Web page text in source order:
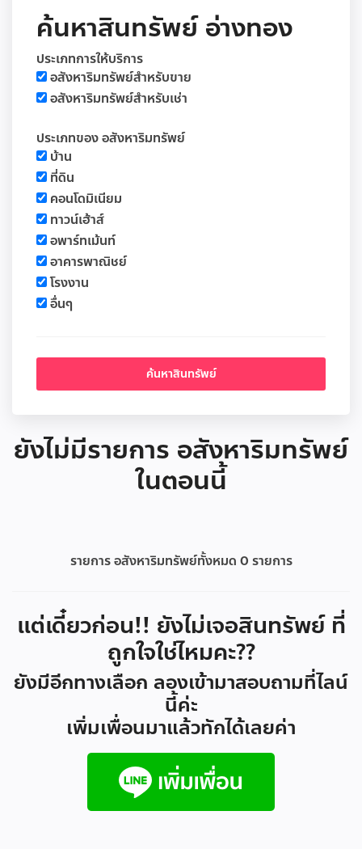
ค้นหาสินทรัพย์ อ่างทอง
ประเภทการให้บริการ
อสังหาริมทรัพย์สำหรับขาย
อสังหาริมทรัพย์สำหรับเช่า
ประเภทของ อสังหาริมทรัพย์
บ้าน
ที่ดิน
คอนโดมิเนียม
ทาวน์เฮ้าส์
อพาร์ทเม้นท์
อาคารพาณิชย์
โรงงาน
อื่นๆ
ยังไม่มีรายการ อสังหาริมทรัพย์
ในตอนนี้
รายการ อสังหาริมทรัพย์ทั้งหมด 0 รายการ
แต่เดี๋ยวก่อน!! ยังไม่เจอสินทรัพย์ ที่
ถูกใจใช่ไหมคะ??
ยังมีอีกทางเลือก ลองเข้ามาสอบถามที่ไลน์
นี้ค่ะ
เพิ่มเพื่อนมาแล้วทักได้เลยค่า